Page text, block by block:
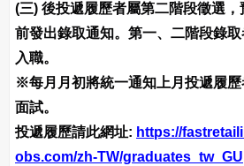
(三) 後投遞履歷者屬第二階段徵選
前發出錄取通知。第一、二階段錄
入職。
※每月月初將統一通知上月投遞履
面試。
投遞履歷請此網址: https://
obs.com/zh-TW/graduates_tw_GU